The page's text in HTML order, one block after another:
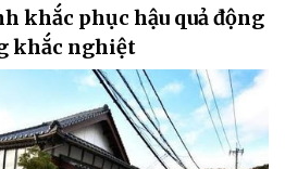
khắc phục hậu quả động
khắc nghiệt